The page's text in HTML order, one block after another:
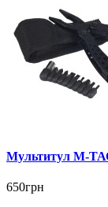
Мультитул М-
650грн